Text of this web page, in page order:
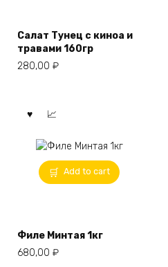
Салат Тунец с киноа и
травами 160гр
280,00 ₽
Add to cart
Филе Минтая 1кг
680,00 ₽